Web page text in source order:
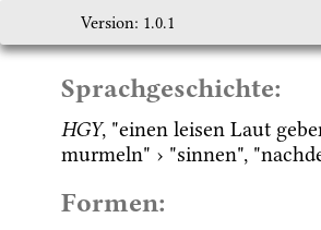
Version: 1.0.1
Sprachgeschichte:
HGY, "einen leisen Laut
murmeln" › "sinnen",
Formen: